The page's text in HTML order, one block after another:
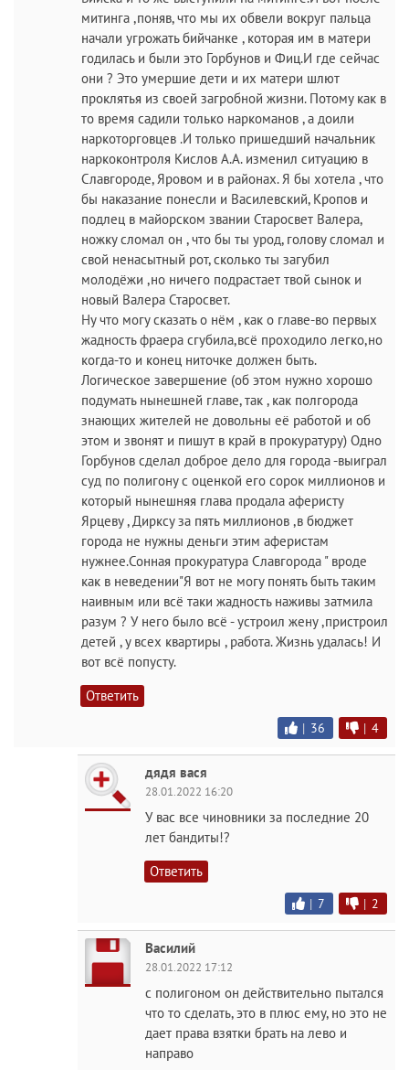
митинга ,поняв, что мы их обвели вокруг пальца
начали угрожать бийчанке , которая им в матери
годилась и были это Горбунов и Фиц.И где сейчас
они ? Это умершие дети и их матери шлют
проклятья из своей загробной жизни. Потому как в
то время садили только наркоманов , а доили
наркоторговцев .И только пришедший начальник
наркоконтроля Кислов А.А. изменил ситуацию в
Славгороде, Яровом и в районах. Я бы хотела , что
бы наказание понесли и Василевский, Кропов и
подлец в майорском звании Старосвет Валера,
ножку сломал он , что бы ты урод, голову сломал и
свой ненасытный рот, сколько ты загубил
молодёжи ,но ничего подрастает твой сынок и
новый Валера Старосвет.
Ну что могу сказать о нём , как о главе-во первых
жадность фраера сгубила,всё проходило легко,но
когда-то и конец ниточке должен быть.
Логическое завершение (об этом нужно хорошо
подумать нынешней главе, так , как полгорода
знающих жителей не довольны её работой и об
этом и звонят и пишут в край в прокуратуру) Одно
Горбунов сделал доброе дело для города -выиграл
суд по полигону с оценкой его сорок миллионов и
который нынешняя глава продала аферисту
Ярцеву , Дирксу за пять миллионов ,в бюджет
города не нужны деньги этим аферистам
нужнее.Сонная прокуратура Славгорода " вроде
как в неведении"Я вот не могу понять быть таким
наивным или всё таки жадность наживы затмила
разум ? У него было всё - устроил жену ,пристроил
детей , у всех квартиры , работа. Жизнь удалась! И
вот всё попусту.
Ответить
| 36 | 4
дядя вася
28.01.2022 16:20
У вас все чиновники за последние 20
лет бандиты!?
Ответить
| 7 | 2
Василий
28.01.2022 17:12
с полигоном он действительно пытался
что то сделать, это в плюс ему, но это не
дает права взятки брать на лево и
направо